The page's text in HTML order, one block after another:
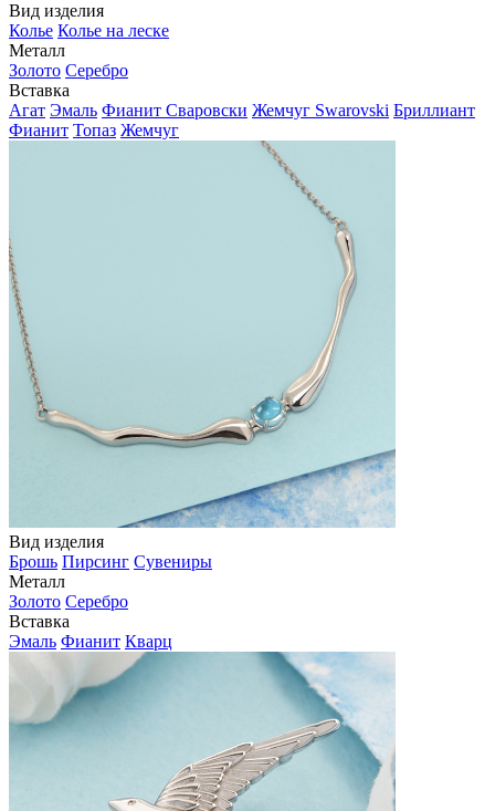
Вид изделия
Колье Колье на леске
Металл
Золото Серебро
Вставка
Агат Эмаль Фианит Сваровски Жемчуг Swarovski Бриллиант
Фианит Топаз Жемчуг
Вид изделия
Брошь Пирсинг Сувениры
Металл
Золото Серебро
Вставка
Эмаль Фианит Кварц